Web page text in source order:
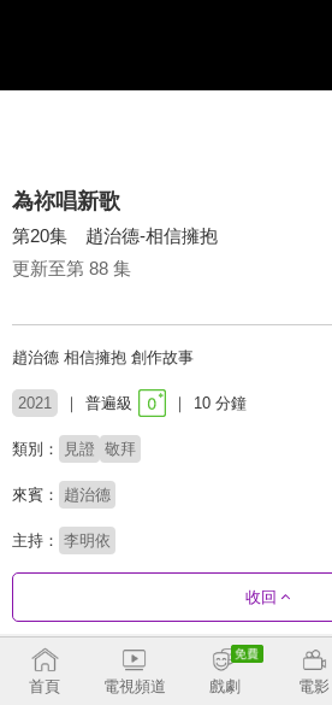
為祢唱新歌
第20集 趙治德-相信擁抱
更新至第 88 集
趙治德 相信擁抱 創作故事
2021 普遍級 10 分鐘
類別： 見證 敬拜
來賓： 趙治德
主持： 李明依
收回
劇集列表
首頁 電視頻道 戲劇 電影